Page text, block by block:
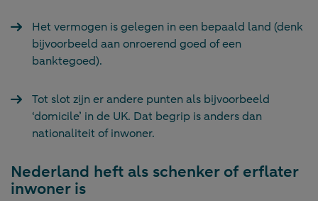
Het vermogen is gelegen in een bepaald land (denk
bijvoorbeeld aan onroerend goed of een
banktegoed).
Tot slot zijn er andere punten als bijvoorbeeld
‘domicile’ in de UK. Dat begrip is anders dan
nationaliteit of inwoner.
Nederland heft als schenker of erflater
inwoner is